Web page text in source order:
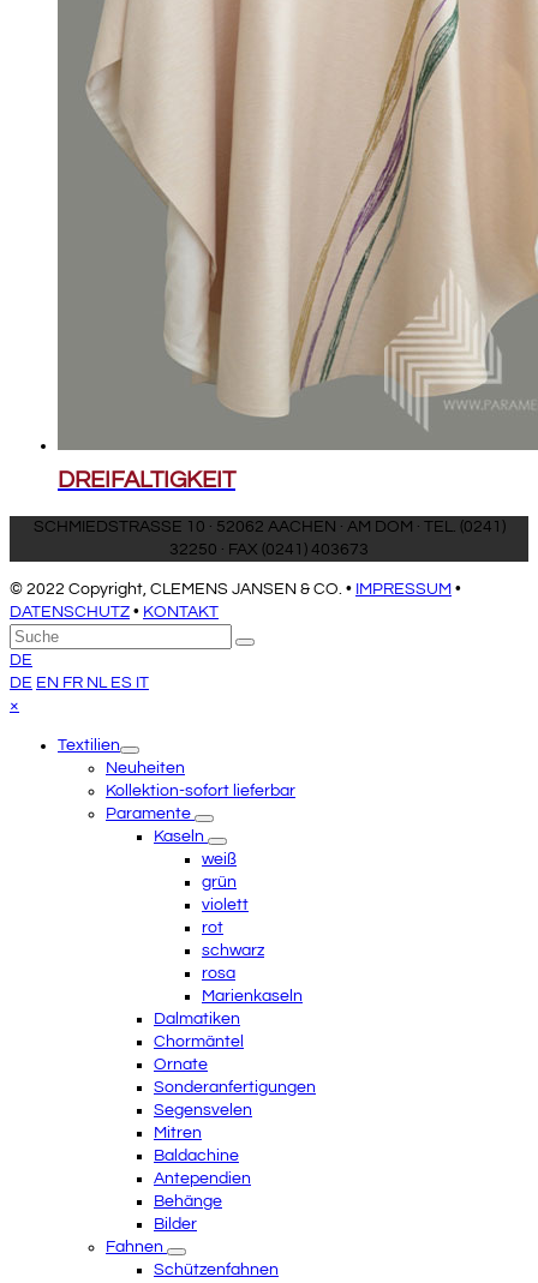
DREIFALTIGKEIT
SCHMIEDSTRASSE 10 · 52062 AACHEN · AM DOM · TEL. (0241)
32250 · FAX (0241) 403673
© 2022 Copyright, CLEMENS JANSEN & CO. • IMPRESSUM •
DATENSCHUTZ • KONTAKT
An
den
Anfang
scrollen
Suche
Senden
DE
DE EN FR NL ES IT
×
menuTextilien
Neuheiten
Kollektion-sofort lieferbar
Paramente
Kaseln
weiß
grün
violett
rot
schwarz
rosa
Marienkaseln
Dalmatiken
Chormäntel
Ornate
Sonderanfertigungen
Segensvelen
Mitren
Baldachine
Antependien
Behänge
Bilder
Fahnen
Schützenfahnen